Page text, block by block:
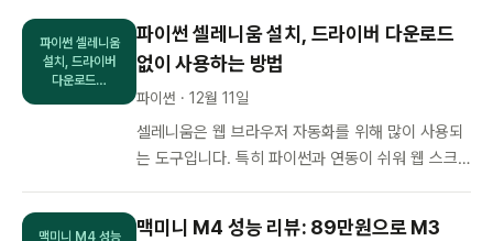
파이썬 셀레니움
설치, 드라이버
다운로드…
파이썬 셀레니움 설치, 드라이버 다운로드
없이 사용하는 방법
파이썬 · 12월 11일
셀레니움은 웹 브라우저 자동화를 위해 많이 사용되
는 도구입니다. 특히 파이썬과 연동이 쉬워 웹 스크
맥미니 M4 성능
맥미니 M4 성능 리뷰: 89만원으로 M3